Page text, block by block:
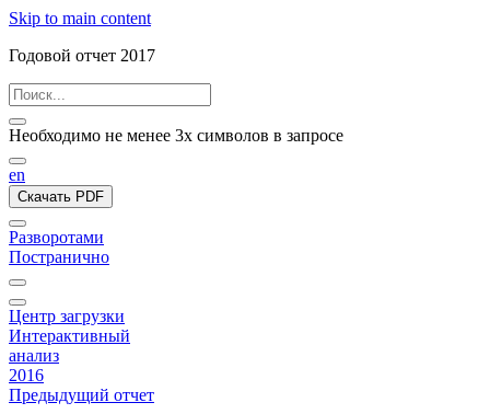
Skip to main content
Годовой отчет 2017
Необходимо не менее 3х символов в запросе
en
Скачать PDF
Разворотами
Постранично
Центр загрузки
Интерактивный
анализ
2016
Предыдущий отчет